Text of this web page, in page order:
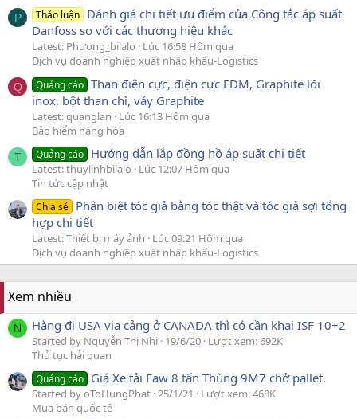
P Thảo luận Đánh giá chi tiết ưu điểm của Công tắc áp suất
Danfoss so với các thương hiệu khác
Latest: Phương_bilalo
Lúc 16:58 Hôm qua
Dịch vụ doanh nghiệp xuất nhập khẩu-Logistics
Q Quảng cáo Than điện cực, điện cực EDM, Graphite lõi
inox, bột than chì, vảy Graphite
Latest: quanglan
Lúc 16:13 Hôm qua
Bảo hiểm hàng hóa
T Quảng cáo Hướng dẫn lắp đồng hồ áp suất chi tiết
Latest: thuylinhbilalo
Lúc 12:07 Hôm qua
Tin tức cập nhật
Chia sẻ Phân biệt tóc giả bằng tóc thật và tóc giả sợi tổng
hợp chi tiết
Latest: Thiết bị máy ảnh
Lúc 09:21 Hôm qua
Dịch vụ doanh nghiệp xuất nhập khẩu-Logistics
Xem nhiều
N Hàng đi USA via cảng ở CANADA thì có cần khai ISF 10+2
Started by Nguyễn Thị Nhi 19/6/20 Lượt xem: 692K
Thủ tục hải quan
Quảng cáo Giá Xe tải Faw 8 tấn Thùng 9M7 chở pallet.
Started by oToHungPhat 25/1/21
Lượt xem: 468K
Mua bán quốc tế